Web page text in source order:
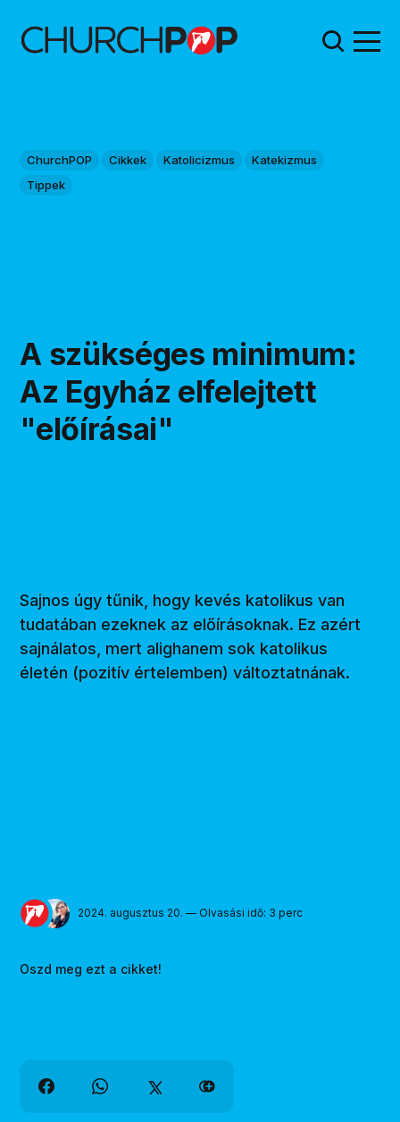
ChurchPOP Cikkek Katolicizmus
Katekizmus
Tippek
A szükséges minimum:
Az Egyház elfelejtett
"előírásai"
Sajnos úgy tűnik, hogy kevés katolikus van
tudatában ezeknek az előírásoknak. Ez azért
sajnálatos, mert alighanem sok katolikus
életén (pozitív értelemben) változtatnának.
2024. augusztus 20. — Olvasási idő: 3 perc
Oszd meg ezt a cikket!